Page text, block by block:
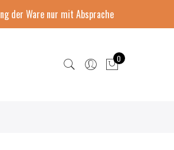
der Ware nur mit Absprache
0